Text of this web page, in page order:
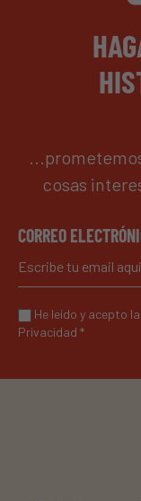
cosas
CORREO
He leído y acepto
Privacidad *